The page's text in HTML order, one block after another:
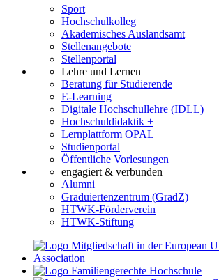
Sport
Hochschulkolleg
Akademisches Auslandsamt
Stellenangebote
Stellenportal
Lehre und Lernen
Beratung für Studierende
E-Learning
Digitale Hochschullehre (IDLL)
Hochschuldidaktik +
Lernplattform OPAL
Studienportal
Öffentliche Vorlesungen
engagiert & verbunden
Alumni
Graduiertenzentrum (GradZ)
HTWK-Förderverein
HTWK-Stiftung